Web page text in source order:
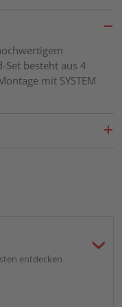
besteht aus 4
mit SYSTEM
entdecken